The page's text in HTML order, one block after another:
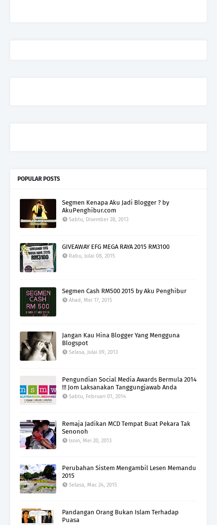
POPULAR POSTS
Segmen Kenapa Aku Jadi Blogger ? by
AkuPenghibur.com
Sabtu, Disember 28, 2013
GIVEAWAY EFG MEGA RAYA 2015 RM3100
Rabu, Julai 08, 2015
Segmen Cash RM500 2015 by Aku Penghibur
Ahad, Mei 17, 2015
Jangan Kau Hina Blogger Yang Mengguna
Blogspot
Selasa, Julai 09, 2013
Pengundian Social Media Awards Bermula 2014
!!! Jom Laksanakan Tanggungjawab Anda
Sabtu, Februari 01, 2014
Remaja Jadikan MCD Tempat Buat Pekara Tak
Senonoh
Isnin, Mei 20, 2013
Perubahan Sistem Mengambil Lesen Memandu
2015
Selasa, Mac 24, 2015
Pandangan Orang Bukan Islam Terhadap
Puasa